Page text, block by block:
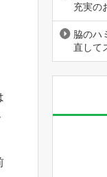
充実の
脇のハ
直して